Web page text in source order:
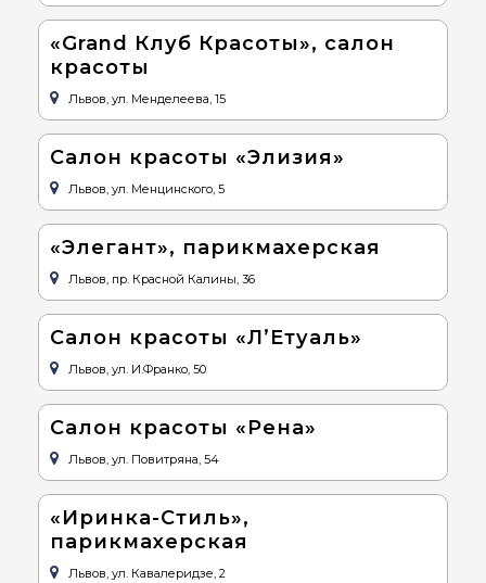
«Grand Клуб Красоты», салон
красоты
Львов, ул. Менделеева, 15
Салон красоты «Элизия»
Львов, ул. Менцинского, 5
«Элегант», парикмахерская
Львов, пр. Красной Калины, 36
Салон красоты «Л’Етуаль»
Львов, ул. И.Франко, 50
Салон красоты «Рена»
Львов, ул. Повитряна, 54
«Иринка-Стиль»,
парикмахерская
Львов, ул. Кавалеридзе, 2